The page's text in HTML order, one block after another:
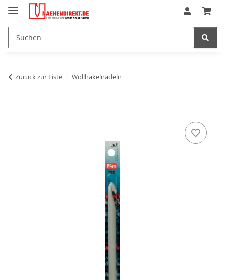
Zurück zur Liste Wollhäkelnadeln